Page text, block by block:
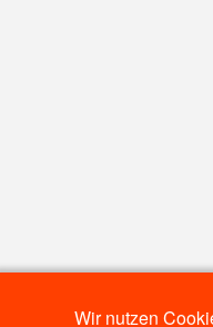
Wir nutzen